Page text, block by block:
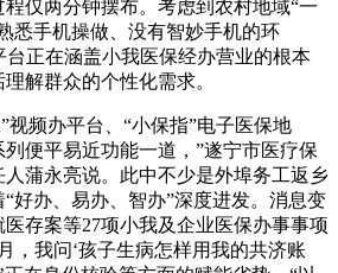
仅两分钟摆布。考虑到农村地域“一
悉手机操做、没有智妙手机的环
台正在涵盖小我医保经办营业的根本
解群众的个性化需求。
频办平台、“小保指”电子医保地
便平易近功能一道，”遂宁市医疗保
蒲永亮说。此中不少是外埠务工返乡
好办、易办、智办”深度进发。消息变
存案等27项小我及企业医保办事事项
，我问‘孩子生病怎样用我的共济账